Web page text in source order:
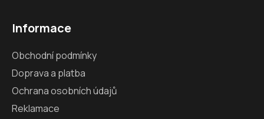
Informace
Obchodní podmínky
Doprava a platba
Ochrana osobních údajů
Reklamace